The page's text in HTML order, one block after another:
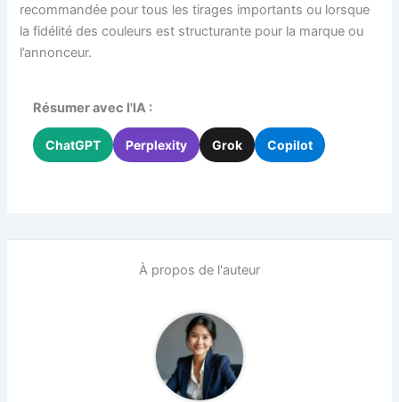
recommandée pour tous les tirages importants ou lorsque
la fidélité des couleurs est structurante pour la marque ou
l’annonceur.
Résumer avec l'IA :
ChatGPT Perplexity Grok Copilot
À propos de l'auteur